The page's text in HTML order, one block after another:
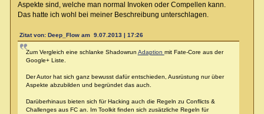
Aspekte sind, welche man normal Invoken oder Compellen kann.
Das hatte ich wohl bei meiner Beschreibung unterschlagen.
Zitat von: Deep_Flow am 9.07.2013 | 17:26
Zum Vergleich eine schlanke Shadowrun Adaption mit Fate-Core aus der
Google+ Liste.
Der Autor hat sich ganz bewusst dafür entschieden, Ausrüstung nur über
Aspekte abzubilden und begründet das auch.
Darüberhinaus bieten sich für Hacking auch die Regeln zu Conflicts &
Challenges aus FC an. Im Toolkit finden sich zusätzliche Regeln für